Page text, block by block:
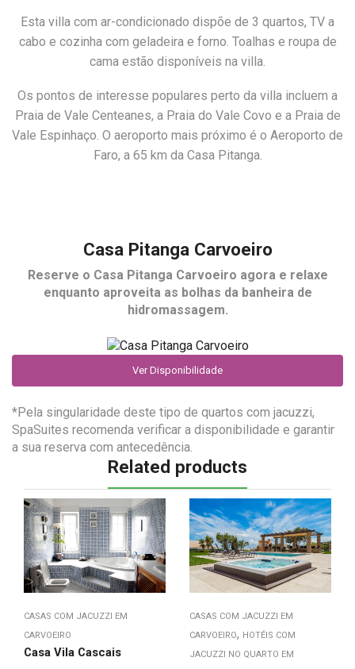
Esta villa com ar-condicionado dispõe de 3 quartos, TV a
cabo e cozinha com geladeira e forno. Toalhas e roupa de
cama estão disponíveis na villa.
Os pontos de interesse populares perto da villa incluem a
Praia de Vale Centeanes, a Praia do Vale Covo e a Praia de
Vale Espinhaço. O aeroporto mais próximo é o Aeroporto de
Faro, a 65 km da Casa Pitanga.
Casa Pitanga Carvoeiro
Reserve o Casa Pitanga Carvoeiro agora e relaxe
enquanto aproveita as bolhas da banheira de
hidromassagem.
Ver Disponibilidade
*Pela singularidade deste tipo de quartos com jacuzzi,
SpaSuites recomenda verificar a disponibilidade e garantir
a sua reserva com antecedência.
Related products
CASAS COM JACUZZI EM
CARVOEIRO
Casa Vila Cascais
CASAS COM JACUZZI EM
CARVOEIRO, HOTÉIS COM
JACUZZI NO QUARTO EM